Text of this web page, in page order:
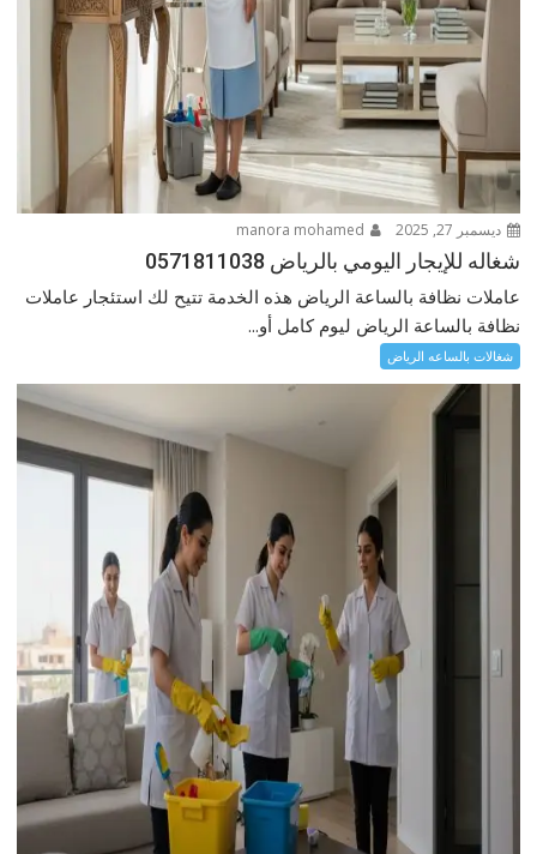
ديسمبر 27, 2025
شغاله للإيجار اليومي بالرياض 0571811038
عاملات نظافة بالساعة الرياض هذه الخدمة تتيح لك استئجار عاملات
نظافة بالساعة الرياض ليوم كامل أو...
شغالات بالساعه الرياض